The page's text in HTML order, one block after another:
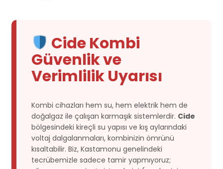
Cide Kombi
Güvenlik ve
Verimlilik Uyarısı
Kombi cihazları hem su, hem elektrik hem de
doğalgaz ile çalışan karmaşık sistemlerdir. Cide
bölgesindeki kireçli su yapısı ve kış aylarındaki
voltaj dalgalanmaları, kombinizin ömrünü
kısaltabilir. Biz, Kastamonu genelindeki
tecrübemizle sadece tamir yapmıyoruz;